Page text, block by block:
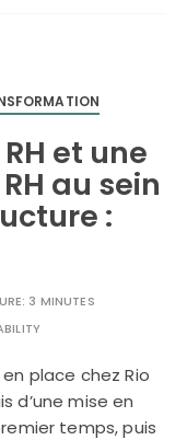
et une
au sein
:
3 MINUTES
place chez Rio
d’une mise en
temps, puis